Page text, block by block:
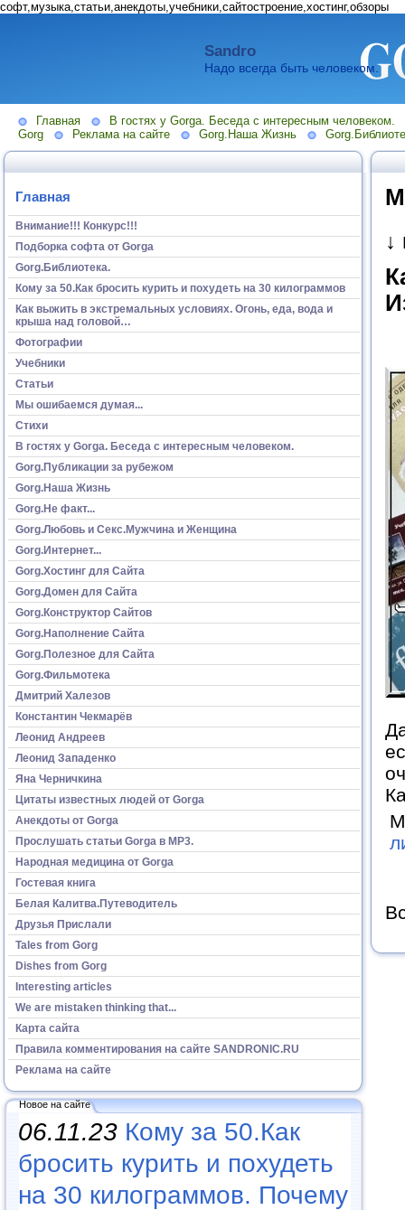
софт,музыка,статьи,анекдоты,учебники,сайтостроение,хостинг,обзоры
Sandro
Надо всегда быть человеком.
Главная
В гостях у Gorga. Беседа с интересным человеком.
Gorg
Реклама на сайте Gorg.Наша Жизнь
Главная
Внимание!!! Конкурс!!!
Подборка софта от Gorga
Gorg.Библиотека.
Кому за 50.Как бросить курить и похудеть на 30 килограммов
Как выжить в экстремальных условиях. Огонь, еда, вода и
крыша над головой…
Фотографии
Учебники
Статьи
Мы ошибаемся думая...
Стихи
В гостях у Gorga. Беседа с интересным человеком.
Gorg.Публикации за рубежом
Gorg.Наша Жизнь
Gorg.Не факт...
Gorg.Любовь и Секс.Мужчина и Женщина
Gorg.Интернет...
Gorg.Хостинг для Сайта
Gorg.Домен для Сайта
Gorg.Конструктор Сайтов
Gorg.Наполнение Сайта
Gorg.Полезное для Сайта
Gorg.Фильмотека
Дмитрий Халезов
Константин Чекмарёв
Леонид Андреев
Леонид Западенко
Яна Черничкина
Цитаты известных людей от Gorga
Анекдоты от Gorga
Прослушать статьи Gorga в МР3.
Народная медицина от Gorga
Гостевая книга
Белая Калитва.Путеводитель
Друзья Прислали
Tales from Gorg
Dishes from Gorg
Interesting articles
We are mistaken thinking that...
Карта сайта
Правила комментирования на сайте SANDRONIC.RU
Реклама на сайте
Новое на сайте
06.11.23 Кому за 50.Как
бросить курить и похудеть
на 30 килограммов. Почему